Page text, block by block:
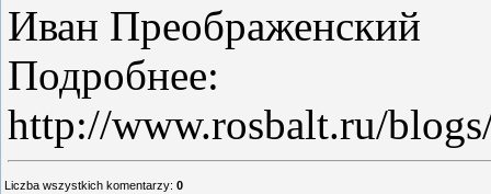
Иван Преображенский
Подробнее:
http://www.rosbalt.ru/
Liczba wszystkich komentarzy: 0